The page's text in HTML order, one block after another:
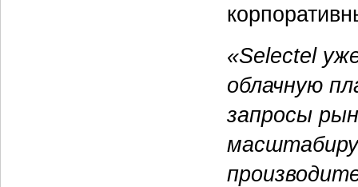
«Selectel
облачную
запросы